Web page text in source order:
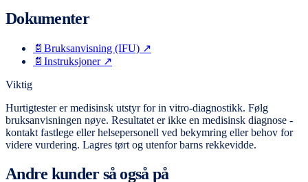
Dokumenter
📄 Bruksanvisning (IFU) ↗
📄 Instruksjoner↗
Viktig
Hurtigtester er medisinsk utstyr for in vitro-diagnostikk. Følg
bruksanvisningen nøye. Resultatet er ikke en medisinsk diagnose -
kontakt fastlege eller helsepersonell ved bekymring eller behov for
videre vurdering. Lagres tørt og utenfor barns rekkevidde.
Andre kunder så også på